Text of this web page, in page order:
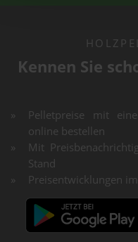
Kennen Sie
Pelletpreise mit
online bestellen
Mit
Stand
Preisentwicklungen